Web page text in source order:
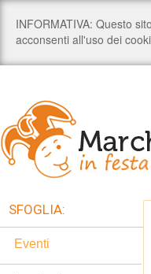
SFOGLIA:
Eventi